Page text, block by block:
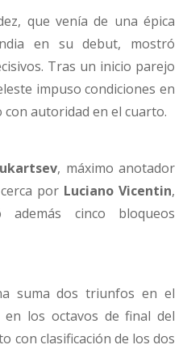
que venía de una épica
en su debut, mostró
Tras un inicio parejo
impuso condiciones en
autoridad en el cuarto.
, máximo anotador
por Luciano Vicentin,
cinco bloqueos
suma dos triunfos en el
los octavos de final del
con clasificación de los dos